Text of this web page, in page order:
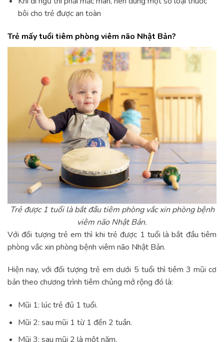
bôi cho trẻ được an toàn
Trẻ mấy tuổi tiêm phòng viêm não Nhật Bản?
Trẻ được 1 tuổi là bắt đầu tiêm phòng vắc xin phòng bệnh
viêm não Nhật Bản.
Với đối tượng trẻ em thì khi trẻ được 1 tuổi là bắt đầu tiêm
phòng vắc xin phòng bệnh viêm não Nhật Bản.
Hiện nay, với đối tượng trẻ em dưới 5 tuổi thì tiêm 3 mũi cơ
bản theo chương trình tiêm chủng mở rộng đó là:
Mũi 1: lúc trẻ đủ 1 tuổi.
Mũi 2: sau mũi 1 từ 1 đến 2 tuần.
Mũi 3: sau mũi 2 là một năm.